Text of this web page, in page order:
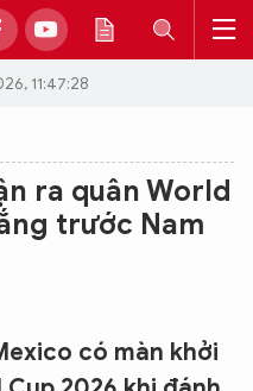
11:47:28
ra quân World
trước Nam
có màn khởi